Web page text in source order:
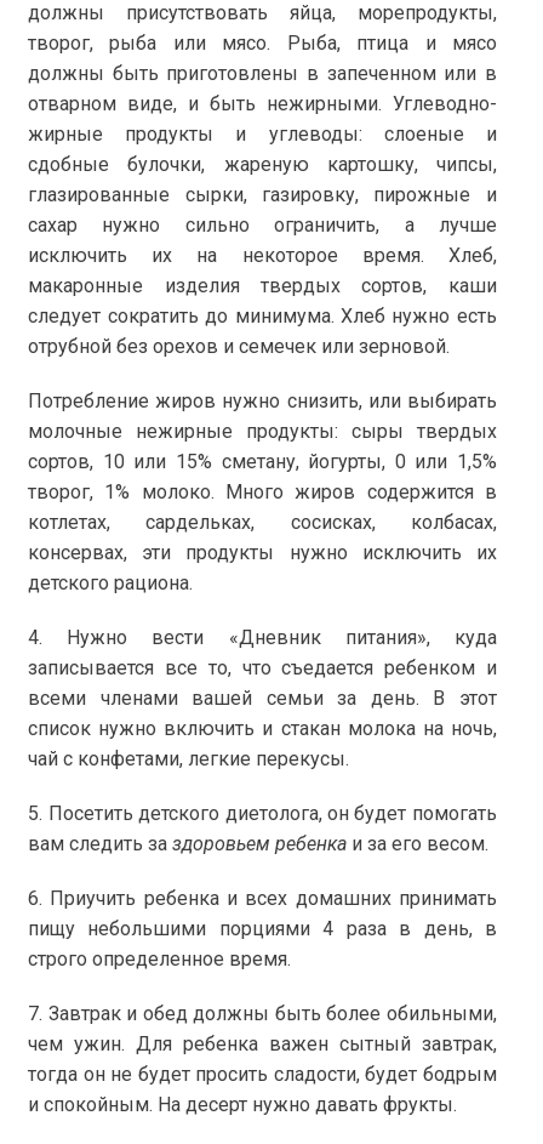
должны присутствовать яйца, морепродукты,
творог, рыба или мясо. Рыба, птица и мясо
должны быть приготовлены в запеченном или в
отварном виде, и быть нежирными. Углеводно-
жирные продукты и углеводы: слоеные и
сдобные булочки, жареную картошку, чипсы,
глазированные сырки, газировку, пирожные и
сахар нужно сильно ограничить, а лучше
исключить их на некоторое время. Хлеб,
макаронные изделия твердых сортов, каши
следует сократить до минимума. Хлеб нужно есть
отрубной без орехов и семечек или зерновой.
Потребление жиров нужно снизить, или выбирать
молочные нежирные продукты: сыры твердых
сортов, 10 или 15% сметану, йогурты, 0 или 1,5%
творог, 1% молоко. Много жиров содержится в
котлетах, сардельках, сосисках, колбасах,
консервах, эти продукты нужно исключить их
детского рациона.
4. Нужно вести «Дневник питания», куда
записывается все то, что съедается ребенком и
всеми членами вашей семьи за день. В этот
список нужно включить и стакан молока на ночь,
чай с конфетами, легкие перекусы.
5. Посетить детского диетолога, он будет помогать
вам следить заздоровьем ребенка и за его весом.
6. Приучить ребенка и всех домашних принимать
пищу небольшими порциями 4 раза в день, в
строго определенное время.
7. Завтрак и обед должны быть более обильными,
чем ужин. Для ребенка важен сытный завтрак,
тогда он не будет просить сладости, будет бодрым
и спокойным. На десерт нужно давать фрукты.